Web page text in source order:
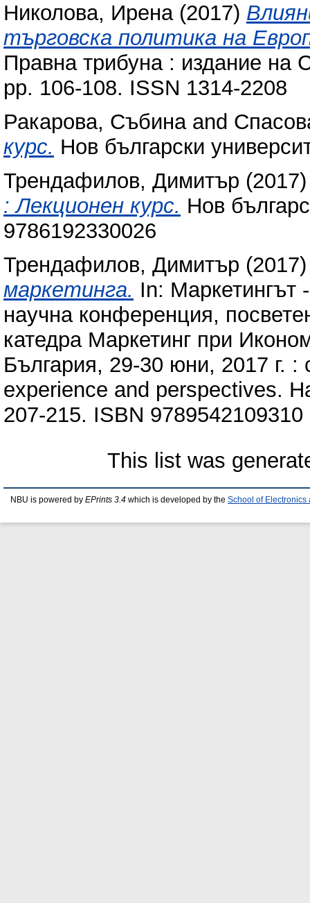
Николова, Ирена(2017)
търговска политика на
Правна трибуна : издание на
pp. 106-108. ISSN 1314-2208
Ракарова, Събинаand
курс. Нов български
Трендафилов, Димитър
: Лекционен курс. Нов
9786192330026
Трендафилов, Димитър
маркетинга. In: Маркетингът
научна конференция,
катедра Маркетинг при
България, 29-30 юни, 2017 г.
experience and perspectives.
207-215. ISBN 9789542109310
This list was
NBU is powered by EPrints 3.4 which is developed by the School of Electronics